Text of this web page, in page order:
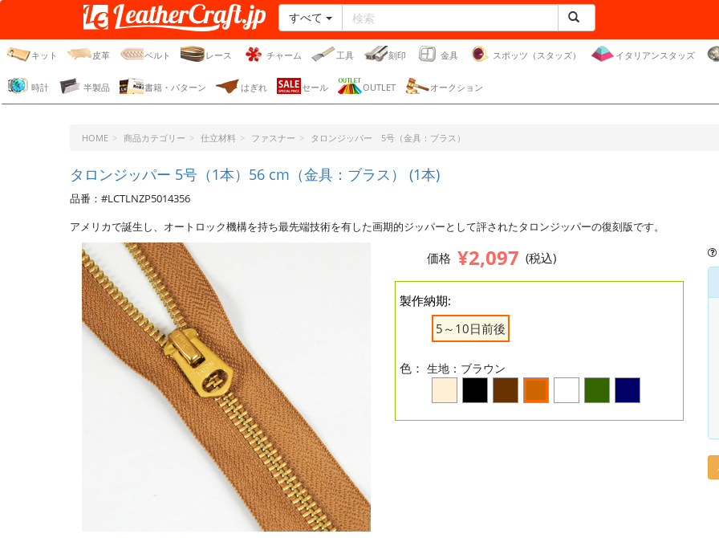
レザークラフト・ドット・
ジェーピー
すべて
キット 皮革 ベルト レース チャーム 工具 刻印 金具 スポッツ（スタッズ） イタリアンスタッズ
時計 半製品 書籍・パターン はぎれ セール OUTLET オークション
HOME 商品カテゴリー 仕立材料 ファスナー タロンジッパー 5号（金具：ブラス）
タロンジッパー 5号（1本）56 cm（金具：ブラス） (1本)
品番：#LCTLNZP5014356
アメリカで誕生し、オートロック機構を持ち最先端技術を有した画期的ジッパーとして評されたタロンジッパーの復刻版です。
価格 ¥2,097 (税込)
製作納期:
5～10日前後
色： 生地：ブラウン